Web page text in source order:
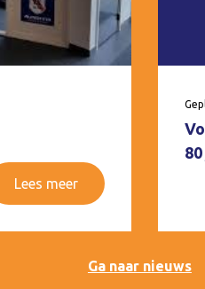
Lees meer
Ga naar nieuws